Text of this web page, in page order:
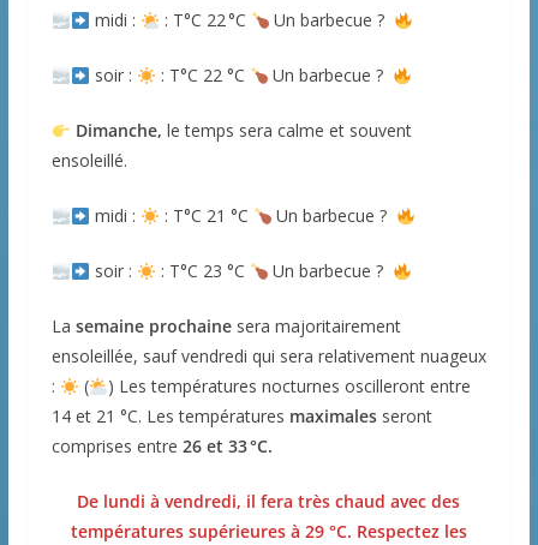
midi : : T°C 22 °C Un barbecue ?
soir : : T°C 22 °C Un barbecue ?
Dimanche, le temps sera calme et souvent
ensoleillé.
midi : : T°C 21 °C Un barbecue ?
soir : : T°C 23 °C Un barbecue ?
La semaine prochainesera majoritairement
ensoleillée, sauf vendredi qui sera relativement nuageux
:
(
) Les températures nocturnes oscilleront entre
14 et 21 °C. Les températures maximalesseront
comprises entre 26 et 33 °C.
De lundi à vendredi, il fera très chaud avec des
températures supérieures à 29 °C. Respectez les